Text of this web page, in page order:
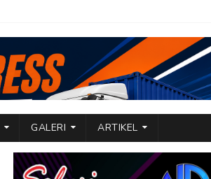
GALERI ARTIKEL